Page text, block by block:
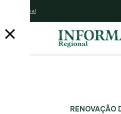
Assine o jornal
RENOVAÇÃO